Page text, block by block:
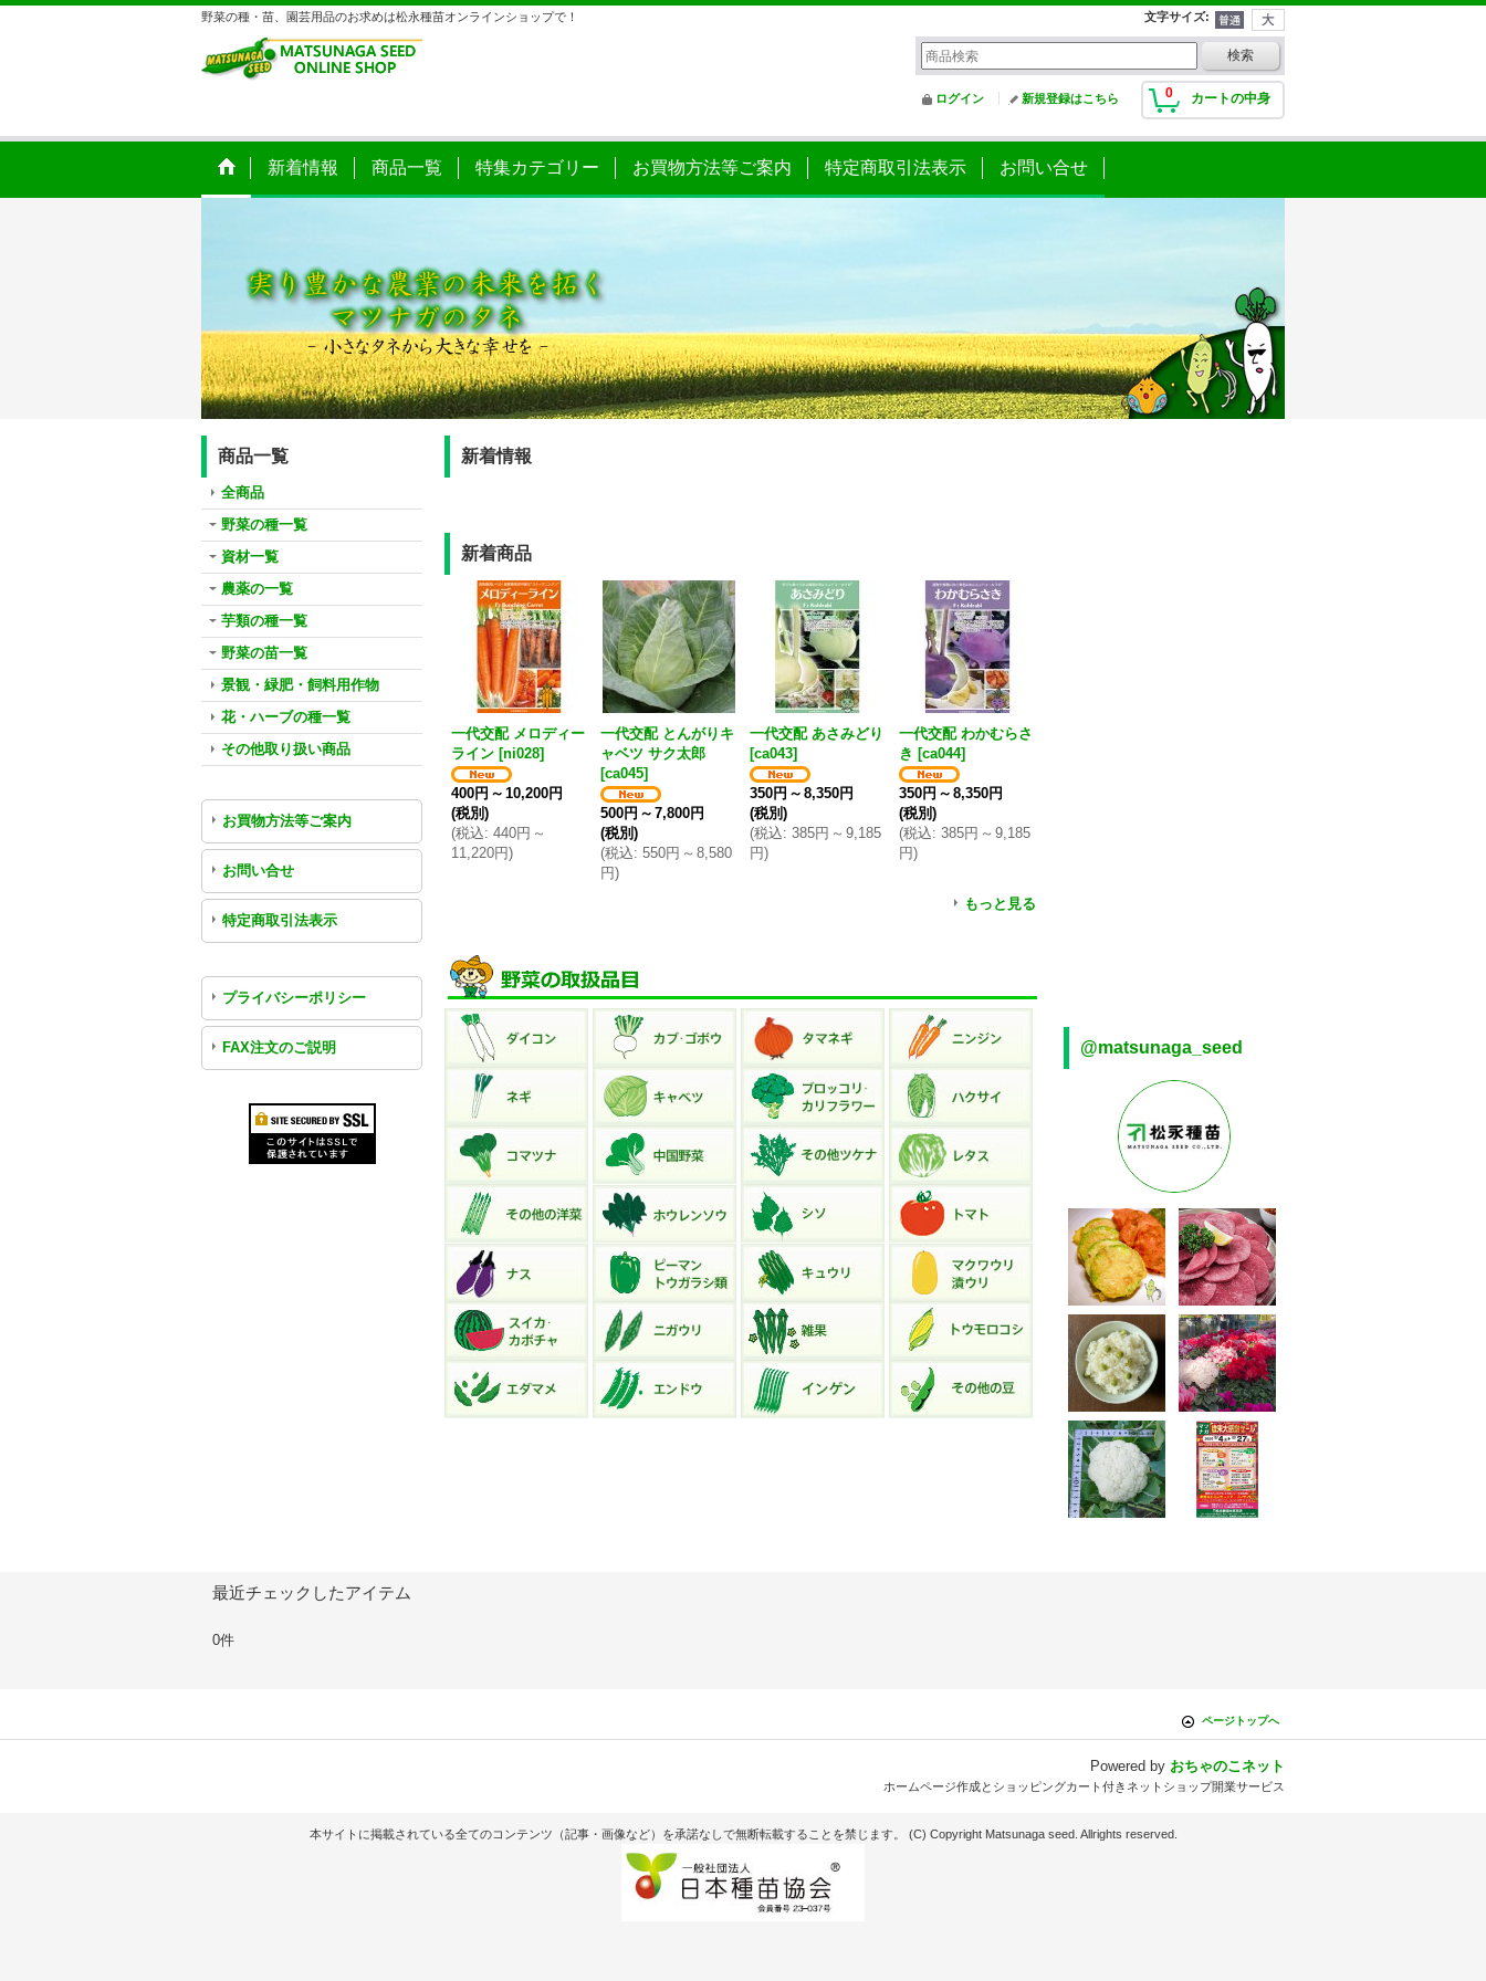
野菜の種・苗、園芸用品のお求めは松永種苗オンラインショップで！ 文字サイズ:
0 カートの中身
ログイン 新規登録はこちら
新着情報 商品一覧 特集カテゴリー お買物方法等ご案内 特定商取引法表示 お問い合せ
商品一覧
全商品
野菜の種一覧
資材一覧
農薬の一覧
芋類の種一覧
野菜の苗一覧
景観・緑肥・飼料用作物
花・ハーブの種一覧
その他取り扱い商品
お買物方法等ご案内
お問い合せ
特定商取引法表示
プライバシーポリシー
FAX注文のご説明
新着情報
新着商品
一代交配 メロディー
ライン [ni028]
400円 ～ 10,200円
(税別)
(税込: 440円 ～
11,220円)
一代交配 とんがりキ
ャベツ サク太郎
[ca045]
500円 ～ 7,800円
(税別)
(税込: 550円 ～ 8,580
円)
一代交配 あさみどり
[ca043]
350円 ～ 8,350円
(税別)
(税込: 385円 ～ 9,185
円)
一代交配 わかむらさ
き [ca044]
350円 ～ 8,350円
(税別)
(税込: 385円 ～ 9,185
円)
もっと見る
@matsunaga_seed
最近チェックしたアイテム
0件
ページトップへ
Powered by おちゃのこネット
ホームページ作成とショッピングカート付きネットショップ開業サービス
本サイトに掲載されている全てのコンテンツ（記事・画像など）を承諾なしで無断転載することを禁じます。 (C) Copyright Matsunaga seed. Allrights reserved.